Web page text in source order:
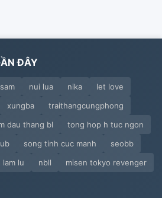
ĐÂY
nui lua nika
let love
xungba
traithangcungphong
dau thang bl
tong hop h tuc ngon
song tinh cuc manh
seobb
lam lu nbll
misen tokyo revenger